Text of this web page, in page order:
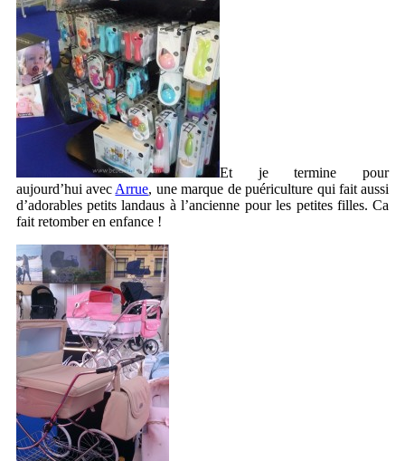
Et je termine pour
aujourd’hui avec Arrue, une marque de puériculture qui fait aussi
d’adorables petits landaus à l’ancienne pour les petites filles. Ca
fait retomber en enfance !